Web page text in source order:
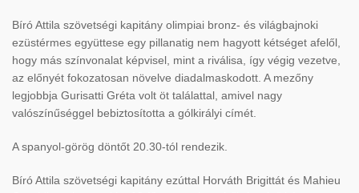
Bíró Attila szövetségi kapitány olimpiai bronz- és világbajnoki
ezüstérmes együttese egy pillanatig nem hagyott kétséget afelől,
hogy más színvonalat képvisel, mint a riválisa, így végig vezetve,
az előnyét fokozatosan növelve diadalmaskodott. A mezőny
legjobbja Gurisatti Gréta volt öt találattal, amivel nagy
valószínűséggel bebiztosította a gólkirályi címét.
A spanyol-görög döntőt 20.30-tól rendezik.
Bíró Attila szövetségi kapitány ezúttal Horváth Brigittát és Mahieu